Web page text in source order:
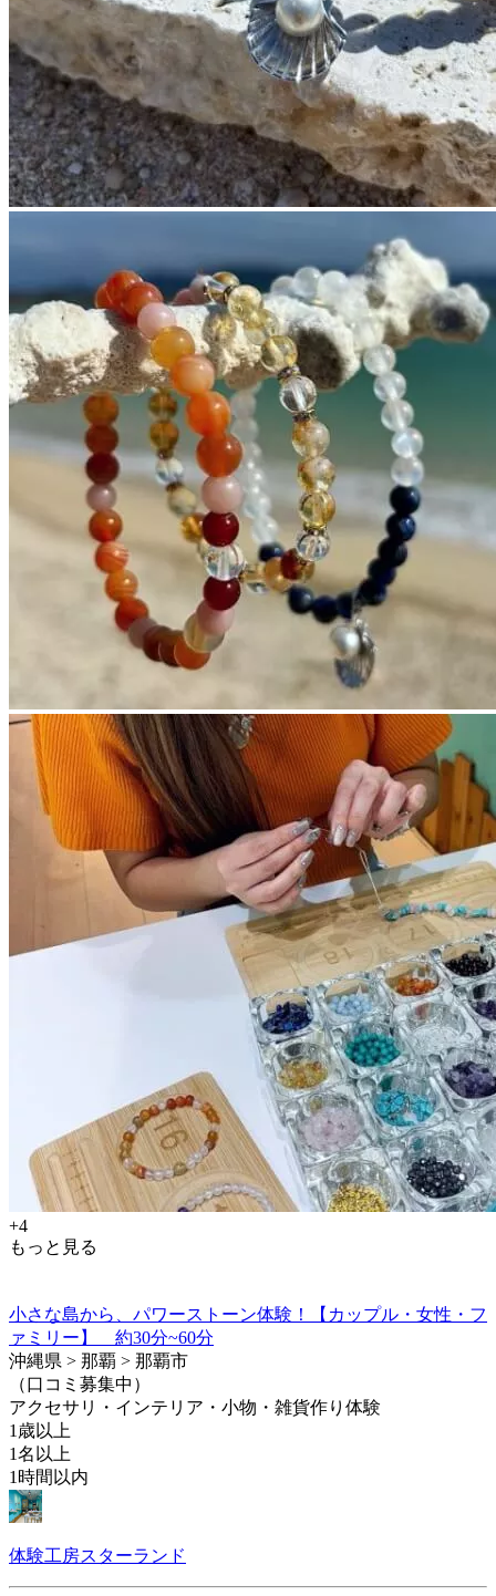
+4
もっと見る
小さな島から、パワーストーン体験！【カップル・女性・フ
ァミリー】 約30分~60分
沖縄県 > 那覇 > 那覇市
（口コミ募集中）
アクセサリ・インテリア・小物・雑貨作り体験
1歳以上
1名以上
1時間以内
体験工房スターランド